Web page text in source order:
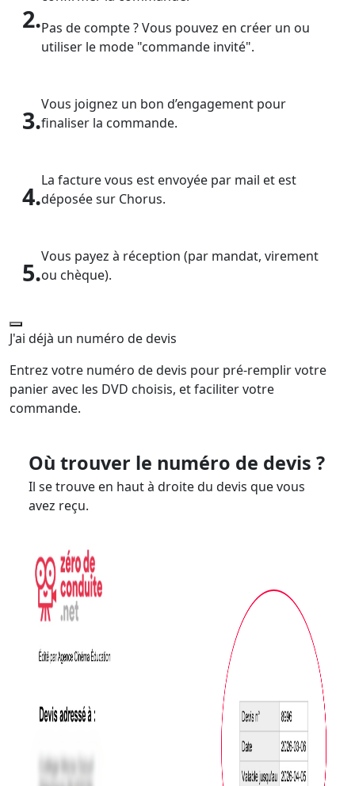
2.Pas de compte ? Vous pouvez en créer un ou
utiliser le mode "commande invité".
3.
Vous joignez un bon d’engagement pour
finaliser la commande.
4.
La facture vous est envoyée par mail et est
déposée sur Chorus.
5.
Vous payez à réception (par mandat, virement
ou chèque).
J'ai déjà un numéro de devis
Entrez votre numéro de devis pour pré-remplir votre
panier avec les DVD choisis, et faciliter votre
commande.
Où trouver le numéro de devis ?
Il se trouve en haut à droite du devis que vous
avez reçu.